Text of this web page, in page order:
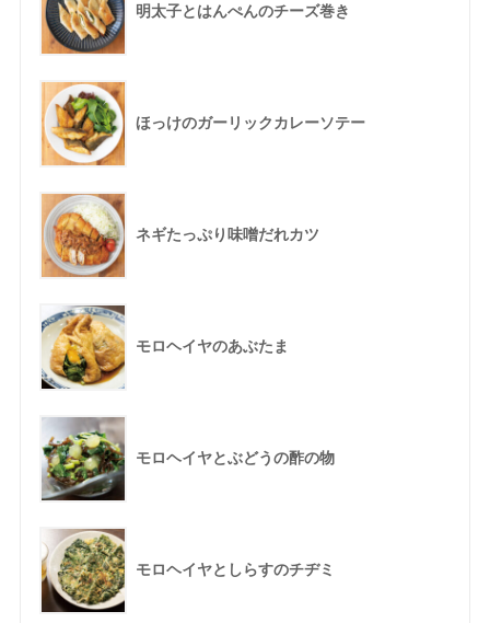
明太子とはんぺんのチーズ巻き
ほっけのガーリックカレーソテー
ネギたっぷり味噌だれカツ
モロヘイヤのあぶたま
モロヘイヤとぶどうの酢の物
モロヘイヤとしらすのチヂミ